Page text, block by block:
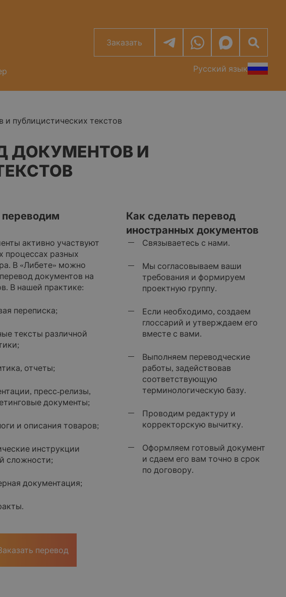
Заказать
Русский язык
публицистических текстов
ДОКУМЕНТОВ И
Как сделать перевод
иностранных документов
активно участвуют
процессах разных
В «Либете» можно
документов на
В нашей практике:
переписка;
тексты различной
отчеты;
пресс-релизы,
документы;
и описания товаров;
инструкции
сложности;
документация;
Связываетесь с нами.
Мы согласовываем ваши
требования и формируем
проектную группу.
Если необходимо, создаем
глоссарий и утверждаем его
вместе с вами.
Выполняем переводческие
работы, задействовав
соответствующую
терминологическую базу.
Проводим редактуру и
корректорскую вычитку.
Оформляем готовый документ
и сдаем его вам точно в срок
по договору.
перевод